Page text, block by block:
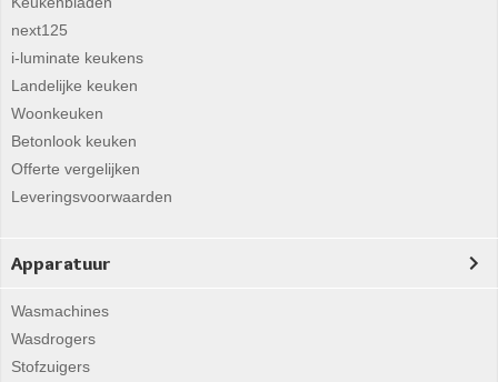
next125
i-luminate keukens
Landelijke keuken
Woonkeuken
Betonlook keuken
Offerte vergelijken
Leveringsvoorwaarden
Apparatuur
Wasmachines
Wasdrogers
Stofzuigers